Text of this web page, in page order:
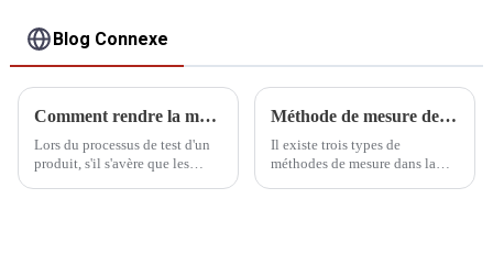
Blog Connexe
Comment rendre la mesure des pièces plus précise
Lors du processus de test d'un
produit, s'il s'avère que les
Méthode de mesure de la machine à mesurer tridimensionnelle
Il existe trois types de
méthodes de mesure dans la